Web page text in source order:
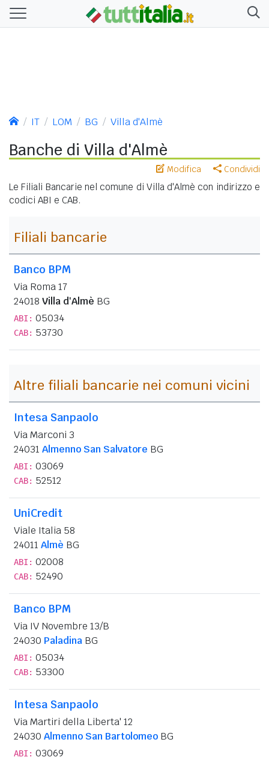
IT LOM BG Villa d'Almè
Banche di Villa d'Almè
Modifica Condividi
Le Filiali Bancarie nel comune di Villa d'Almè con indirizzo e
codici ABI e CAB.
Filiali bancarie
Banco BPM
Via Roma 17
24018 Villa d'Almè BG
ABI: 05034
CAB: 53730
Altre filiali bancarie nei comuni vicini
Intesa Sanpaolo
Via Marconi 3
24031 Almenno San Salvatore BG
ABI: 03069
CAB: 52512
UniCredit
Viale Italia 58
24011 Almè BG
ABI: 02008
CAB: 52490
Banco BPM
Via IV Novembre 13/B
24030 Paladina BG
ABI: 05034
CAB: 53300
Intesa Sanpaolo
Via Martiri della Liberta' 12
24030 Almenno San Bartolomeo BG
ABI: 03069